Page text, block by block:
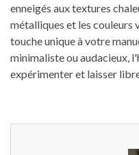
enneigés aux textures
métalliques et les couleurs
touche unique à votre
minimaliste ou audacieux,
expérimenter et laisser